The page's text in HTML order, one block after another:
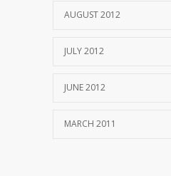
AUGUST 2012
JULY 2012
JUNE 2012
MARCH 2011